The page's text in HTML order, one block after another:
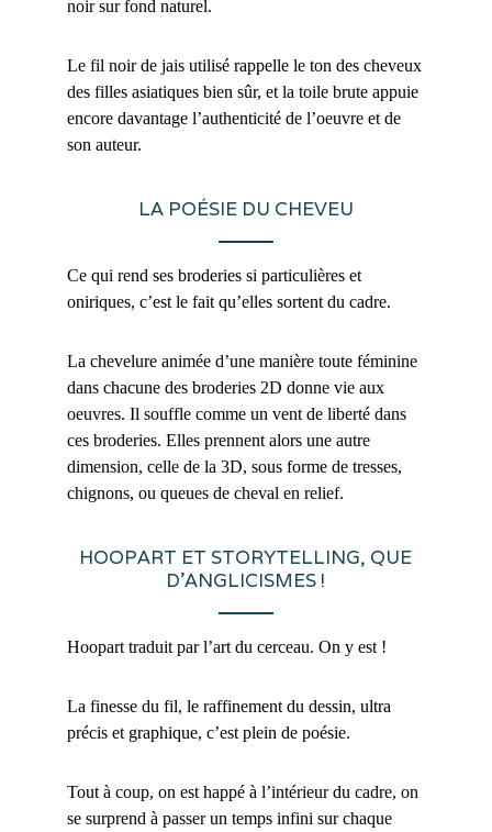
noir sur fond naturel.
Le fil noir de jais utilisé rappelle le ton des cheveux
des filles asiatiques bien sûr, et la toile brute appuie
encore davantage l’authenticité de l’oeuvre et de
son auteur.
LA POÉSIE DU CHEVEU
Ce qui rend ses broderies si particulières et
oniriques, c’est le fait qu’elles sortent du cadre.
La chevelure animée d’une manière toute féminine
dans chacune des broderies 2D donne vie aux
oeuvres. Il souffle comme un vent de liberté dans
ces broderies. Elles prennent alors une autre
dimension, celle de la 3D, sous forme de tresses,
chignons, ou queues de cheval en relief.
HOOPART ET STORYTELLING, QUE
D’ANGLICISMES !
Hoopart traduit par l’art du cerceau. On y est !
La finesse du fil, le raffinement du dessin, ultra
précis et graphique, c’est plein de poésie.
Tout à coup, on est happé à l’intérieur du cadre, on
se surprend à passer un temps infini sur chaque